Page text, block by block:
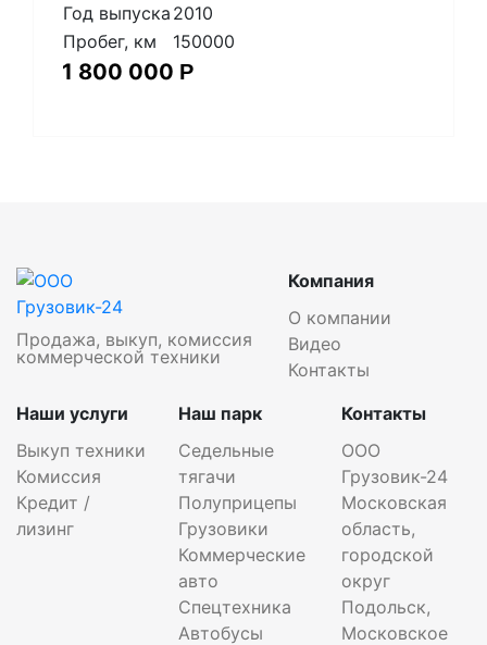
Год выпуска 2010
Пробег, км
150000
1 800 000 Р
Продажа, выкуп, комиссия
коммерческой техники
Компания
О компании
Видео
Контакты
Наши услуги
Выкуп техники
Комиссия
Кредит /
лизинг
Наш парк
Седельные
тягачи
Полуприцепы
Грузовики
Коммерческие
авто
Спецтехника
Автобусы
Контакты
ООО
Грузовик-24
Московская
область,
городской
округ
Подольск,
Московское